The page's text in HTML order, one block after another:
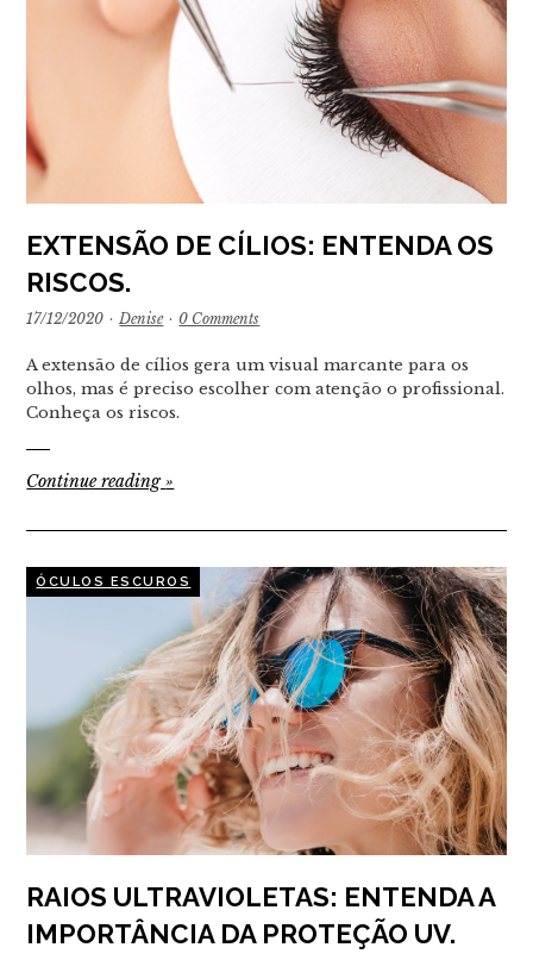
EXTENSÃO DE CÍLIOS: ENTENDA OS
RISCOS.
17/12/2020 · Denise · 0 Comments
A extensão de cílios gera um visual marcante para os
olhos, mas é preciso escolher com atenção o profissional.
Conheça os riscos.
Continue reading»
ÓCULOS ESCUROS
RAIOS ULTRAVIOLETAS: ENTENDA A
IMPORTÂNCIA DA PROTEÇÃO UV.